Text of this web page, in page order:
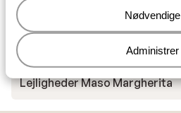
Nødvendige
Administrer
Hotel Solaria
Residence Kristall
Lejligheder Maso Margherita